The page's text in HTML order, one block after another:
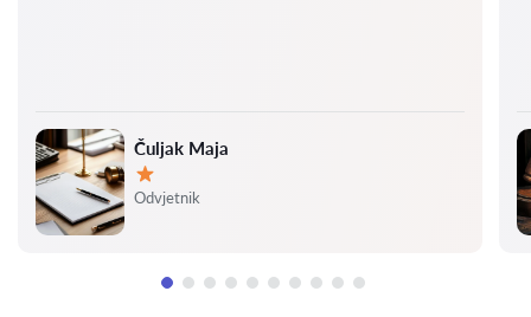
Čuljak Maja
Ocjena:
Odvjetnik